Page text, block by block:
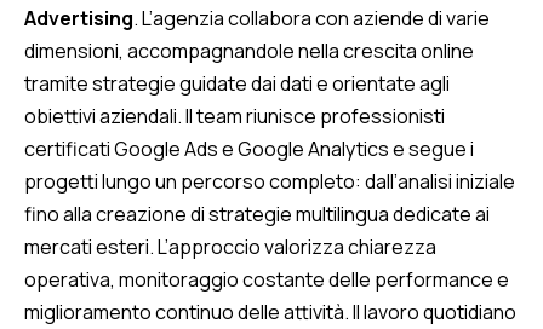
Advertising. L’agenzia collabora con aziende di varie
dimensioni, accompagnandole nella crescita online
tramite strategie guidate dai dati e orientate agli
obiettivi aziendali. Il team riunisce professionisti
certificati Google Ads e Google Analytics e segue i
progetti lungo un percorso completo: dall’analisi iniziale
fino alla creazione di strategie multilingua dedicate ai
mercati esteri. L’approccio valorizza chiarezza
operativa, monitoraggio costante delle performance e
miglioramento continuo delle attività. Il lavoro quotidiano